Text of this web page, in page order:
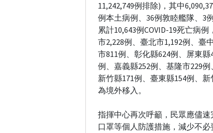
11,242,749例排除)，其中
例本土病例、36例敦睦艦隊、3
累計10,643例COVID-19死亡病
市2,228例、臺北市1,192例、臺
市811例、彰化縣624例、屏東
例、嘉義縣252例、基隆市229例
新竹縣171例、臺東縣154例、
為境外移入。
指揮中心再次呼籲，民眾應儘
口罩等個人防護措施，減少不